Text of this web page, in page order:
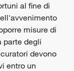
al fine di
misure di
parte degli
devono
entro un